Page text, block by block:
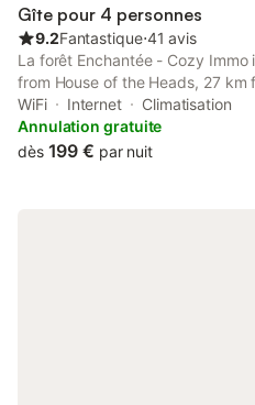
Gîte pour 4 personnes
9.2Fantastique⋅41 avis
La forêt Enchantée - Cozy Immo
from House of the Heads, 27
Church, as well as 31 km from
conditioned accommodation is 3.
WiFi Internet
Climatisation
Annulation gratuite
dès 199 € par nuit